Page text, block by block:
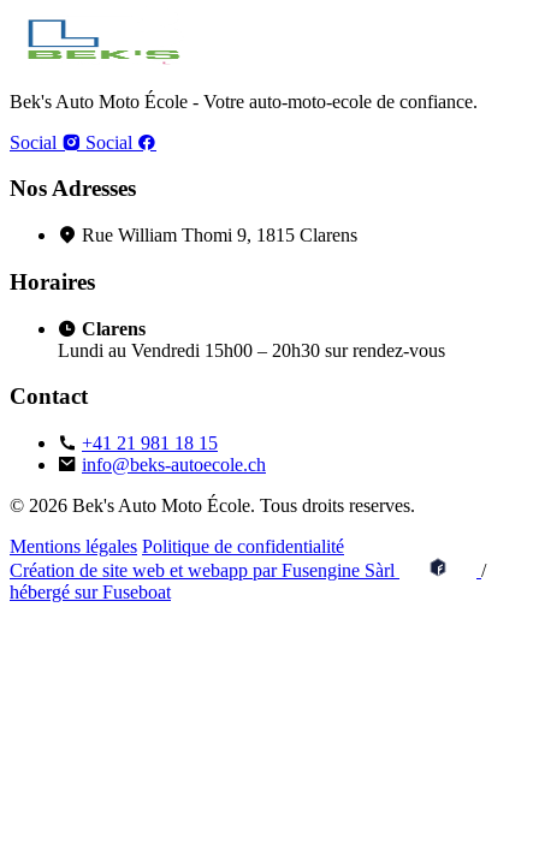
Bek's Auto Moto École - Votre auto-moto-ecole de confiance.
Social
Social
Nos Adresses
Rue William Thomi 9, 1815 Clarens
Horaires
Clarens
Lundi au Vendredi 15h00 – 20h30 sur rendez-vous
Contact
+41 21 981 18 15
info@beks-autoecole.ch
© 2026 Bek's Auto Moto École. Tous droits reserves.
Mentions légales Politique de confidentialité
Création de site web et webapp par Fusengine Sàrl
/
hébergé sur Fuseboat